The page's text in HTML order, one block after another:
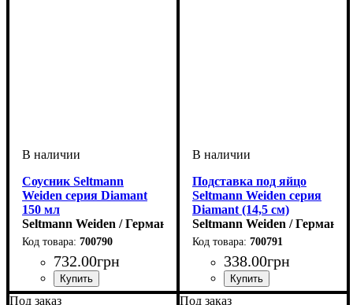
Соусник Seltmann
Weiden серия Diamant
150 мл
Seltmann Weiden / Германия
700790
732.00грн
Подставка под яйцо
Seltmann Weiden серия
Diamant (14,5 см)
Seltmann Weiden / Германия
700791
338.00грн
Под заказ Под заказ